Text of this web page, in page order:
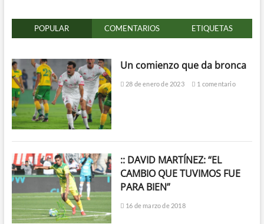
POPULAR COMENTARIOS ETIQUETAS
Un comienzo que da bronca
28 de enero de 2023 1 comentario
:: DAVID MARTÍNEZ: “EL
CAMBIO QUE TUVIMOS FUE
PARA BIEN”
16 de marzo de 2018